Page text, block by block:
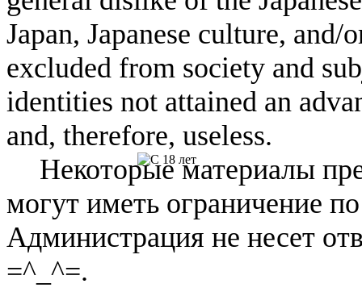
Japan, Japanese culture, and/
excluded from society and
identities not attained an
and, therefore, useless.
Некоторые материалы
могут иметь ограничение
Администрация не несет
=^_^=.